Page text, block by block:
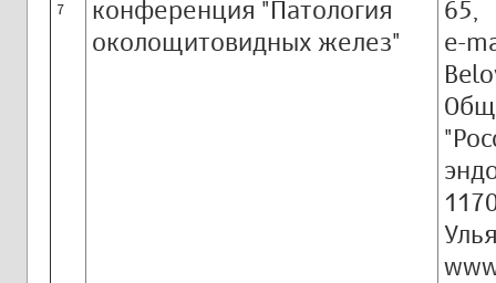
7
конференция "Патология
околощитовидных желез"
65,
e-